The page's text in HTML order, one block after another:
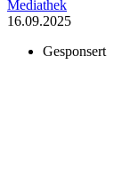
Mediathek
16.09.2025
Gesponsert